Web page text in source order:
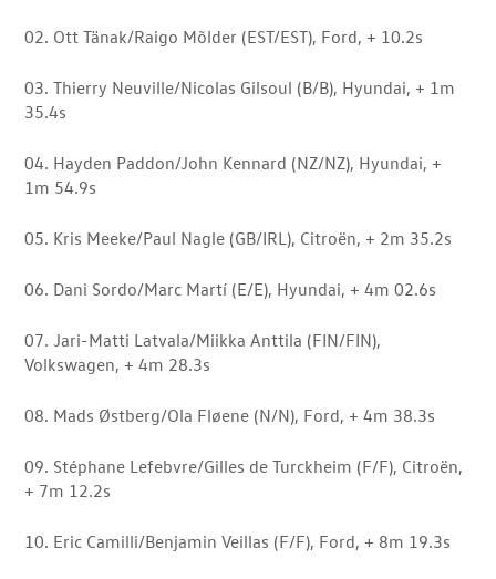
02. Ott Tänak/Raigo Mõlder (EST/EST), Ford, + 10.2s
03. Thierry Neuville/Nicolas Gilsoul (B/B), Hyundai, + 1m
35.4s
04. Hayden Paddon/John Kennard (NZ/NZ), Hyundai, +
1m 54.9s
05. Kris Meeke/Paul Nagle (GB/IRL), Citroën, + 2m 35.2s
06. Dani Sordo/Marc Martí (E/E), Hyundai, + 4m 02.6s
07. Jari-Matti Latvala/Miikka Anttila (FIN/FIN),
Volkswagen, + 4m 28.3s
08. Mads Østberg/Ola Fløene (N/N), Ford, + 4m 38.3s
09. Stéphane Lefebvre/Gilles de Turckheim (F/F), Citroën,
+ 7m 12.2s
10. Eric Camilli/Benjamin Veillas (F/F), Ford, + 8m 19.3s